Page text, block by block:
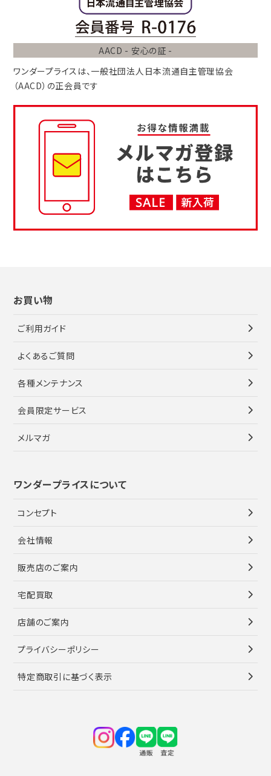
AACD - 安心の証 -
ワンダープライスは、 一般社団法人 日本流通自主管理協会
（AACD） の正会員です
お買い物
ご利用ガイド
よくあるご質問
各種メンテナンス
会員限定サービス
メルマガ
ワンダープライスについて
コンセプト
会社情報
販売店のご案内
宅配買取
店舗のご案内
プライバシーポリシー
特定商取引に基づく表示